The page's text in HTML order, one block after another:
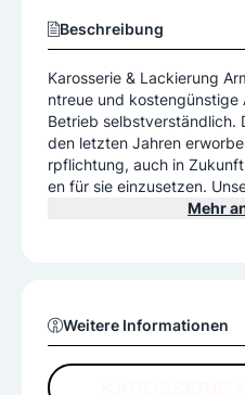
Beschreibung
Karosserie & Lackierung
ntreue und
Betrieb selbstverständlich.
den letzten Jahren
rpflichtung, auch in
en für sie einzusetzen.
Sie bitte unserer Website.
Mehr
Weitere Informationen